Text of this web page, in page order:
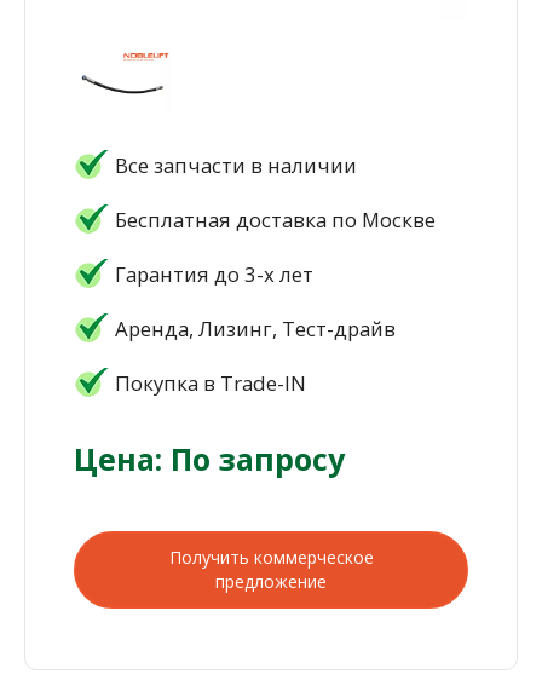
Все запчасти в наличии
Бесплатная доставка по Москве
Гарантия до 3-х лет
Аренда, Лизинг, Тест-драйв
Покупка в Trade-IN
Цена: По запросу
Получить коммерческое
предложение